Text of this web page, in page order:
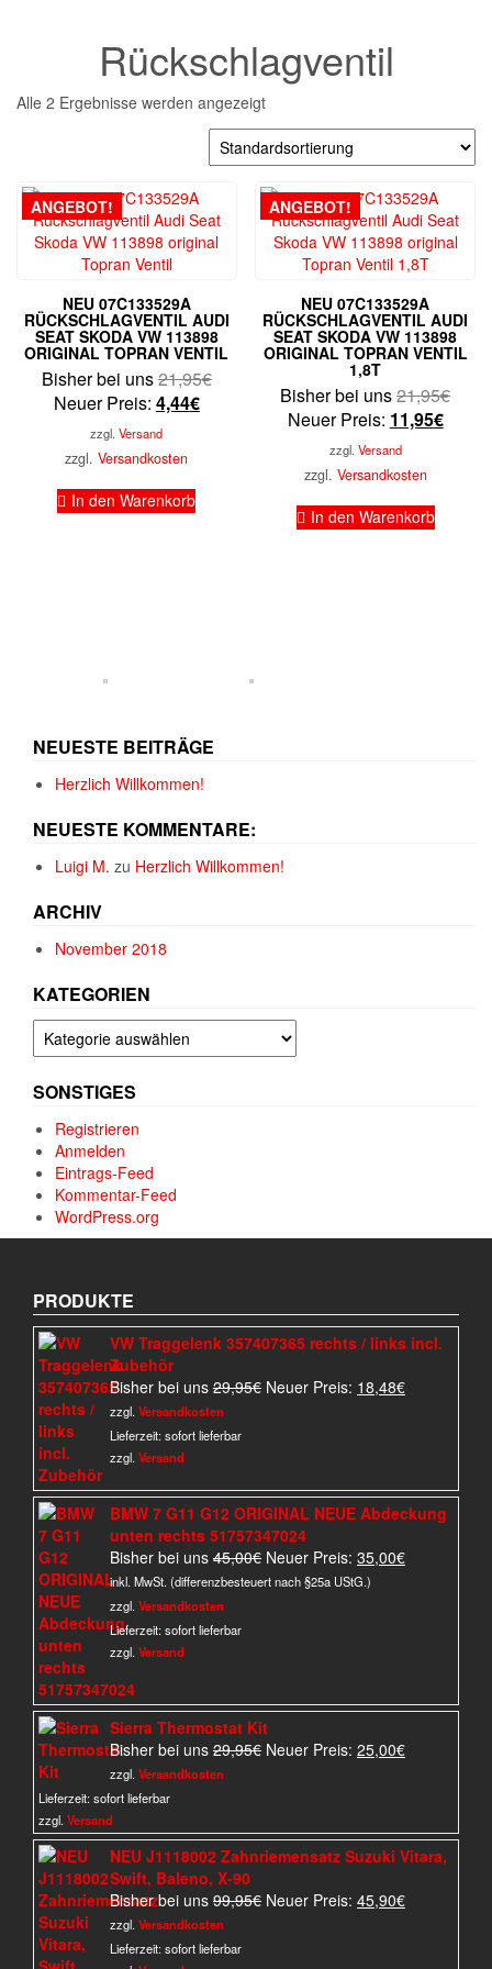
Rückschlagventil
Alle 2 Ergebnisse werden angezeigt
ANGEBOT!
NEU 07C133529A
RÜCKSCHLAGVENTIL AUDI
SEAT SKODA VW 113898
ORIGINAL TOPRAN VENTIL
Bisher bei uns21,95€Ursprünglicher
Neuer Preis: 4,44€Aktueller
zzgl.Versand
zzgl.Versandkosten
In den Warenkorb
ANGEBOT!
NEU 07C133529A
RÜCKSCHLAGVENTIL AUDI
SEAT SKODA VW 113898
ORIGINAL TOPRAN VENTIL
1,8T
Bisher bei uns21,95€
Neuer Preis: 11,95€
zzgl. Versand
zzgl. Versandkosten
In den Warenkorb
NEUESTE BEITRÄGE
Herzlich Willkommen!
NEUESTE KOMMENTARE:
Luigi M. zu Herzlich Willkommen!
ARCHIV
November 2018
KATEGORIEN
Kategorien
SONSTIGES
Registrieren
Anmelden
Eintrags-Feed
Kommentar-Feed
WordPress.org
PRODUKTE
VW Traggelenk 357407365 rechts / links incl.
Zubehör
Bisher bei uns 29,95€ Ursprünglicher
Neuer Preis: 18,48€Aktueller
zzgl. Versandkosten
Lieferzeit:sofort lieferbar
zzgl. Versand
BMW 7 G11 G12 ORIGINAL NEUE Abdeckung
unten rechts 51757347024
Bisher bei uns 45,00€ Ursprünglicher
Preis
Neuer Preis: 35,00€Aktueller
inkl. MwSt. (differenzbesteuert nach §25a UStG.)
zzgl. Versandkosten
Lieferzeit:sofort lieferbar
zzgl. Versand
Sierra Thermostat Kit
Bisher bei uns 29,95€ Ursprünglicher
Neuer Preis: 25,00€Aktueller
zzgl. Versandkosten
Lieferzeit:sofort lieferbar
zzgl. Versand
NEU J1118002 Zahnriemensatz Suzuki Vitara,
Swift, Baleno, X-90
Bisher bei uns 99,95€ Ursprünglicher
Neuer Preis: 45,90€Aktueller
zzgl. Versandkosten
Lieferzeit:sofort lieferbar